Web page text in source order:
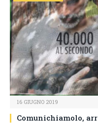
16 GIUGNO 2019
Comunichiamolo,